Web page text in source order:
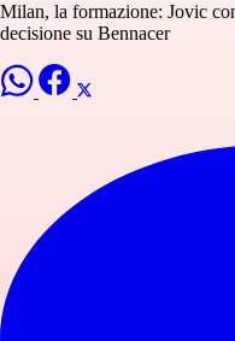
Milan, la formazione: Jovic
decisione su Bennacer